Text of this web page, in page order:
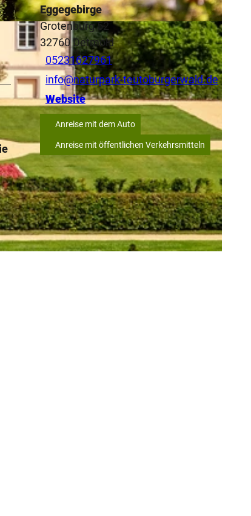
Eggegebirge
Grotenburg 52
32760 Detmold
05231627961
info@naturpark-teutoburgerwald.de
Website
Anreise mit dem Auto
Anreise mit öffentlichen Verkehrsmitteln